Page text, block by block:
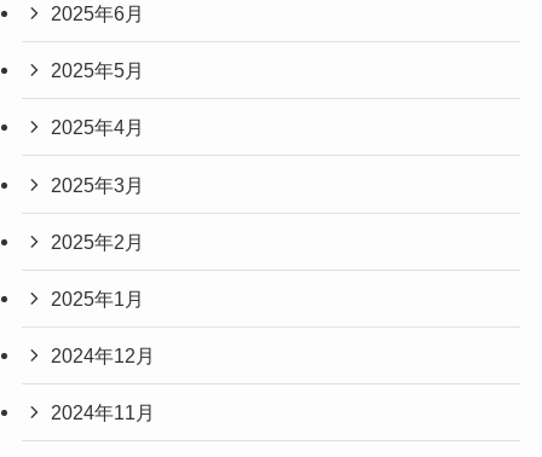
2025年6月
2025年5月
2025年4月
2025年3月
2025年2月
2025年1月
2024年12月
2024年11月